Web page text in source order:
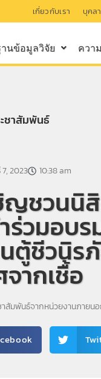
เกี่ยวกับเรา บุคล
นข้อมูลวิจัย ควา
ชาสัมพันธ์
2023 10:38 am
ญชวนนิ
ร่วมอบ
ตู้ชีวนิร
ากเชื้อ
าสัมพันธ์จากหน่วยงานภายน